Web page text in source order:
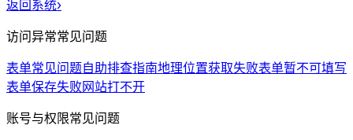
返回系统›
访问异常常见问题
表单常见问题自助排查指南地理位置获取失败表单暂不可填写
表单保存失败网站打不开
账号与权限常见问题